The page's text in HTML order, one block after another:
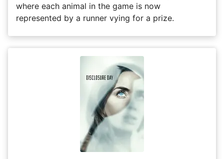
where each animal in the game is now
represented by a runner vying for a prize.